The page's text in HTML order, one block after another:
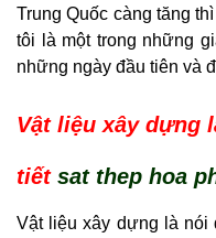
Trung Quốc càng tăng
tôi là một trong những
những ngày đầu tiên và
Vật liệu xây dựng
tiết sat thep hoa
Vật liệu xây dựng là